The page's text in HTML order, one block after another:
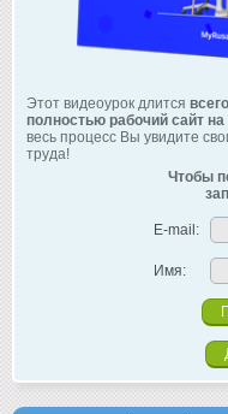
Этот видеоурок длится
полностью рабочий сайт
весь процесс Вы увидите
труда!
Чтобы
E-mail:
Имя: